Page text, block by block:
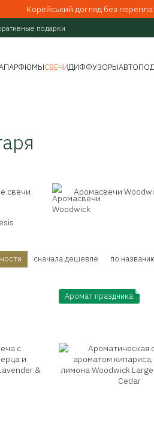
Корейський догляд без
подарки
ПАРФЮМЫСВЕЧИДИФФУЗОРЫАВТО
свечи Аромасвечи
сначала дешевле по
Аромат праздника